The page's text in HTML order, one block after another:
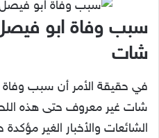
سبب وفاة ابو
شات
في حقيقة الأمر أن سبب
شات غير معروف حتى هذه
الشائعات والأخبار الغير